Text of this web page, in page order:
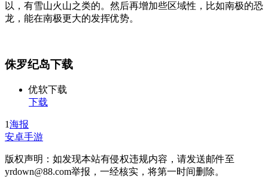
以，有雪山火山之类的。然后再增加些区域性，比如南极的恐
龙，能在南极更大的发挥优势。
侏罗纪岛下载
优软下载
下载
1海报
安卓手游
版权声明：如发现本站有侵权违规内容，请发送邮件至
yrdown@88.com举报，一经核实，将第一时间删除。